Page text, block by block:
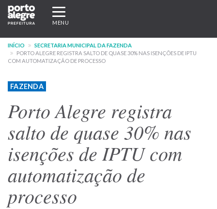
Pular
para
conteúdo
principal
Expandir/recolher
navegação
MENU
INÍCIO
SECRETARIA MUNICIPAL DA FAZENDA
PORTO ALEGRE REGISTRA SALTO DE QUASE 30% NAS ISENÇÕES DE IPTU
COM AUTOMATIZAÇÃO DE PROCESSO
FAZENDA
Porto Alegre registra
salto de quase 30% nas
isenções de IPTU com
automatização de
processo